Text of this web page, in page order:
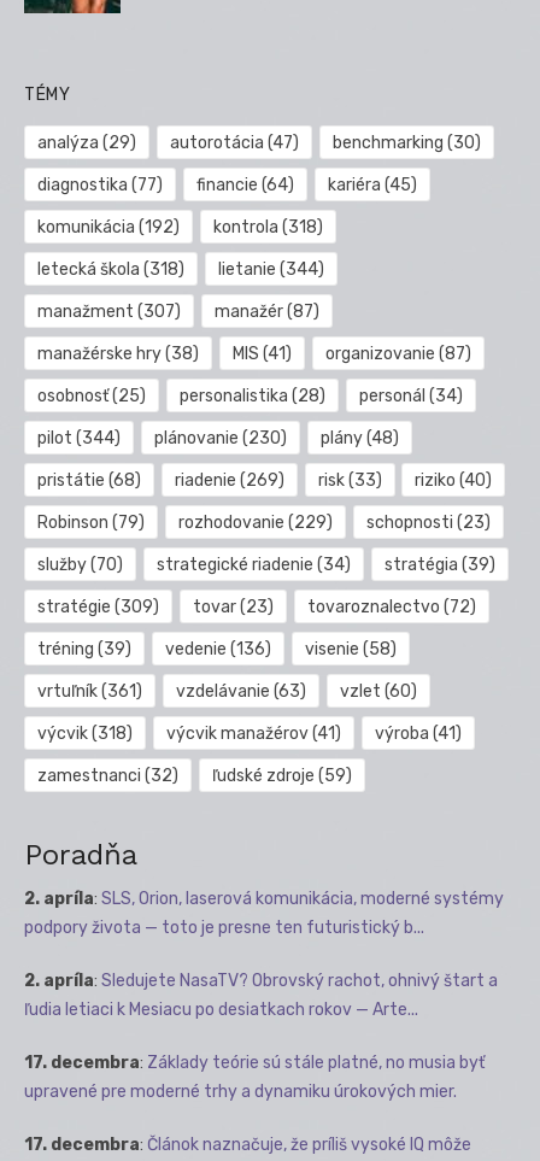
TÉMY
analýza (29) autorotácia (47) benchmarking (30)
diagnostika (77) financie (64) kariéra (45)
komunikácia (192) kontrola (318)
letecká škola (318) lietanie (344)
manažment (307) manažér(87)
manažérske hry(38) MIS (41) organizovanie (87)
osobnosť(25) personalistika (28) personál (34)
pilot (344) plánovanie (230) plány(48)
pristátie (68) riadenie (269) risk(33) riziko (40)
Robinson (79) rozhodovanie (229) schopnosti (23)
služby(70) strategické riadenie (34) stratégia (39)
stratégie (309) tovar(23) tovaroznalectvo (72)
tréning (39) vedenie (136) visenie (58)
vrtuľník(361) vzdelávanie (63) vzlet (60)
výcvik(318) výcvik manažérov(41) výroba (41)
zamestnanci (32) ľudské zdroje (59)
Poradňa
2. apríla: SLS, Orion, laserová komunikácia, moderné systémy
podpory života — toto je presne ten futuristický b...
2. apríla: Sledujete NasaTV? Obrovský rachot, ohnivý štart a
ľudia letiaci k Mesiacu po desiatkach rokov — Arte...
17. decembra: Základy teórie sú stále platné, no musia byť
upravené pre moderné trhy a dynamiku úrokových mier.
17. decembra: Článok naznačuje, že príliš vysoké IQ môže